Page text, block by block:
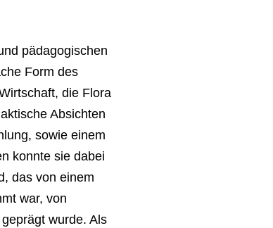
pädagogischen
Form des
die Flora
Absichten
sowie einem
konnte sie dabei
das von einem
war, von
wurde. Als